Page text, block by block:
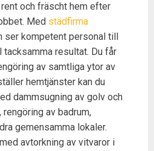
och fräscht hem efter
Med städfirma
ser kompetent personal till
resultat. Du får
av samtliga ytor av
hemtjänster kan du
dammsugning av golv och
av badrum,
gemensamma lokaler.
avtorkning av vitvaror i